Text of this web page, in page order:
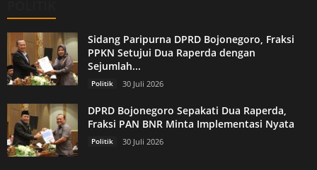
Sidang Paripurna DPRD Bojonegoro, Fraksi
PPKN Setujui Dua Raperda dengan
Sejumlah...
Politik 30 Juli 2026
DPRD Bojonegoro Sepakati Dua Raperda,
Fraksi PAN BNR Minta Implementasi Nyata
Politik 30 Juli 2026